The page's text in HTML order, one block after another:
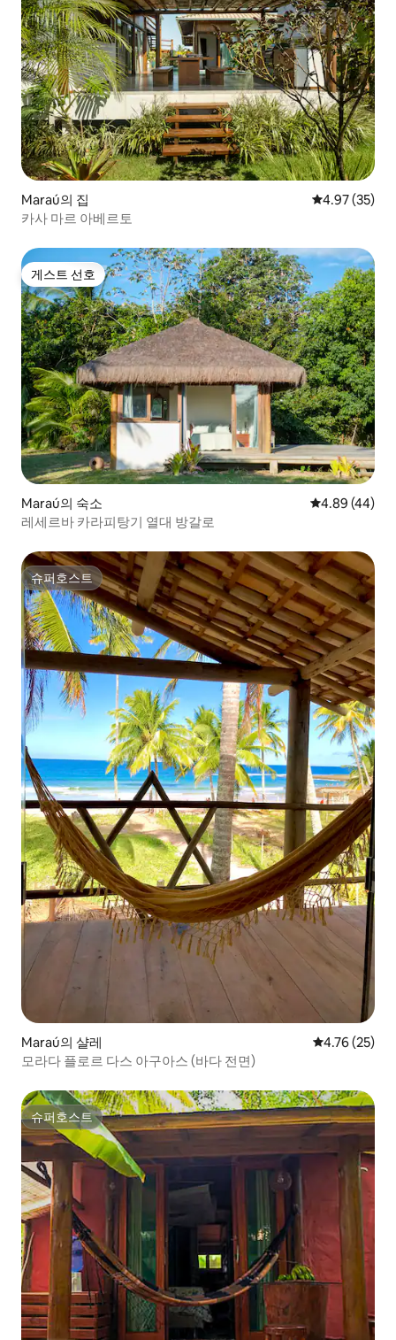
Maraú의 집 평점 4.97점(5
4.97 (35)
카사 마르 아베르토
게스트 선호
게스트 선호
Maraú의 숙소 평점 4.89점(5
4.89 (44)
레세르바 카라피탕기 열대 방갈로
슈퍼호스트
슈퍼호스트
Maraú의 샬레 평점 4.76점
4.76 (25)
모라다 플로르 다스 아구아스 (바다 전면)
슈퍼호스트
슈퍼호스트